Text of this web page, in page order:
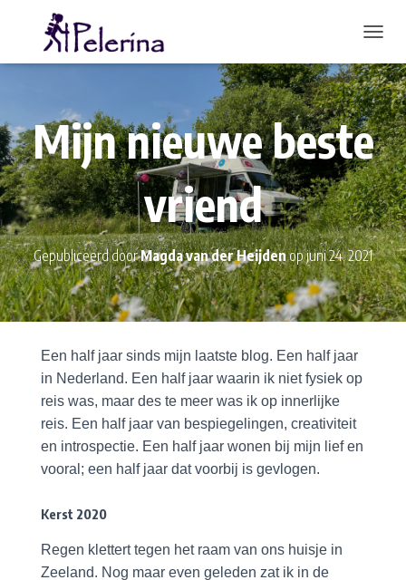
Mijn nieuwe beste
vriend
Gepubliceerd doorMagda van der Heijdenopjuni 24, 2021
Een half jaar sinds mijn laatste blog. Een half jaar
in Nederland. Een half jaar waarin ik niet fysiek op
reis was, maar des te meer was ik op innerlijke
reis. Een half jaar van bespiegelingen, creativiteit
en introspectie. Een half jaar wonen bij mijn lief en
vooral; een half jaar dat voorbij is gevlogen.
Kerst 2020
Regen klettert tegen het raam van ons huisje in
Zeeland. Nog maar even geleden zat ik in de